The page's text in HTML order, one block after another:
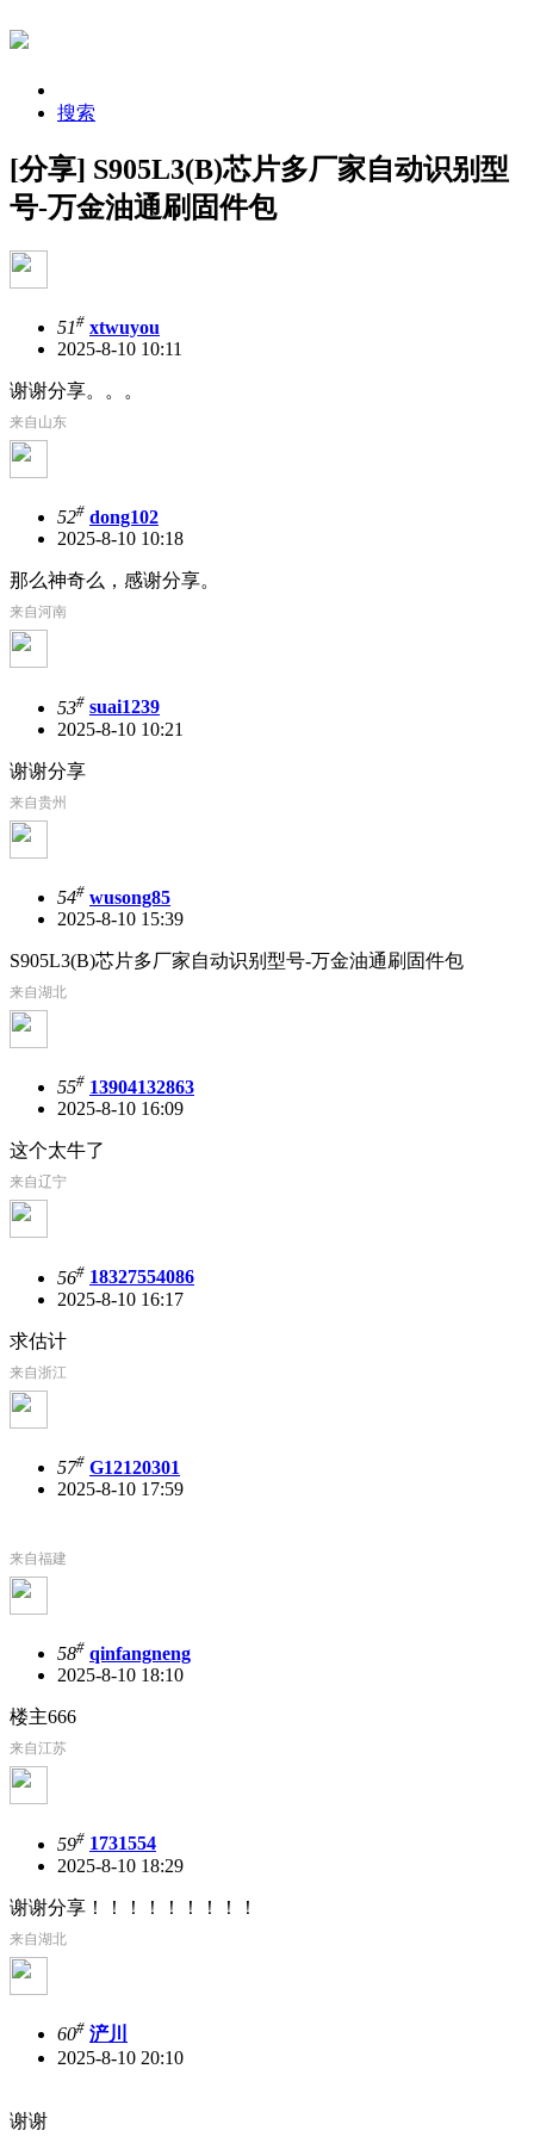
搜索
[分享] S905L3(B)芯片多厂家自动识别型
号-万金油通刷固件包
51# xtwuyou
2025-8-10 10:11
谢谢分享。。。
来自山东
52# dong102
2025-8-10 10:18
那么神奇么，感谢分享。
来自河南
53# suai1239
2025-8-10 10:21
谢谢分享
来自贵州
54# wusong85
2025-8-10 15:39
S905L3(B)芯片多厂家自动识别型号-万金油通刷固件包
来自湖北
55# 13904132863
2025-8-10 16:09
这个太牛了
来自辽宁
56# 18327554086
2025-8-10 16:17
求估计
来自浙江
57# G12120301
2025-8-10 17:59
来自福建
58# qinfangneng
2025-8-10 18:10
楼主666
来自江苏
59# 1731554
2025-8-10 18:29
谢谢分享！！！！！！！！！
来自湖北
60# 浐川
2025-8-10 20:10
谢谢